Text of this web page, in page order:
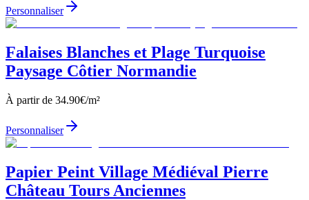
Personnaliser
Falaises Blanches et Plage Turquoise
Paysage Côtier Normandie
À partir de 34.90€/m²
Personnaliser
Papier Peint Village Médiéval Pierre
Château Tours Anciennes